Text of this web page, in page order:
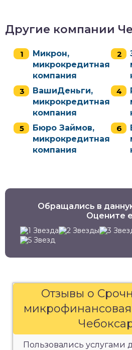
Другие компании
Микрон,
микрокредитная
компания
ВашиДеньги,
микрокредитная
компания
Бюро Займов,
микрокредитная
компания
Обращались в
Оцените
Отзывы о
Пользовались